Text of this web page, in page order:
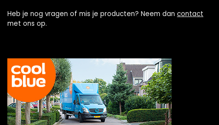
Heb je nog vragen of mis je producten? Neem dan contact
met ons op.